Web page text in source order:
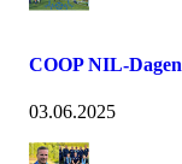
COOP NIL-Dagen
03.06.2025